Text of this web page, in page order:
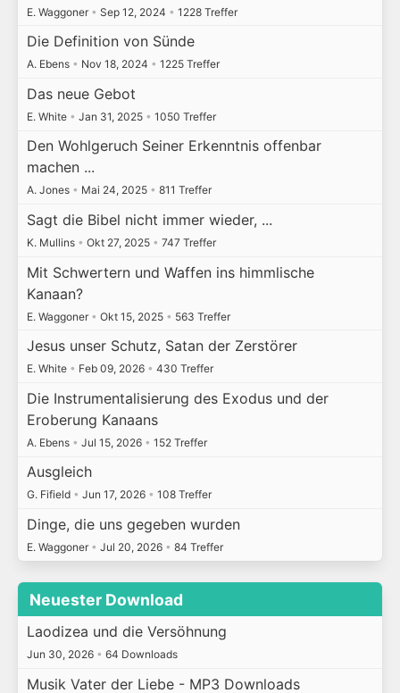
E. Waggoner • Sep 12, 2024 • 1228 Treffer
Die Definition von Sünde
A. Ebens • Nov 18, 2024 • 1225 Treffer
Das neue Gebot
E. White • Jan 31, 2025 • 1050 Treffer
Den Wohlgeruch Seiner Erkenntnis offenbar
machen ...
A. Jones • Mai 24, 2025 • 811 Treffer
Sagt die Bibel nicht immer wieder, ...
K. Mullins • Okt 27, 2025 • 747 Treffer
Mit Schwertern und Waffen ins himmlische
Kanaan?
E. Waggoner • Okt 15, 2025 • 563 Treffer
Jesus unser Schutz, Satan der Zerstörer
E. White • Feb 09, 2026 • 430 Treffer
Die Instrumentalisierung des Exodus und der
Eroberung Kanaans
A. Ebens • Jul 15, 2026 • 152 Treffer
Ausgleich
G. Fifield • Jun 17, 2026 • 108 Treffer
Dinge, die uns gegeben wurden
E. Waggoner • Jul 20, 2026 • 84 Treffer
Neuester Download
Laodizea und die Versöhnung
Jun 30, 2026 • 64 Downloads
Musik Vater der Liebe - MP3 Downloads